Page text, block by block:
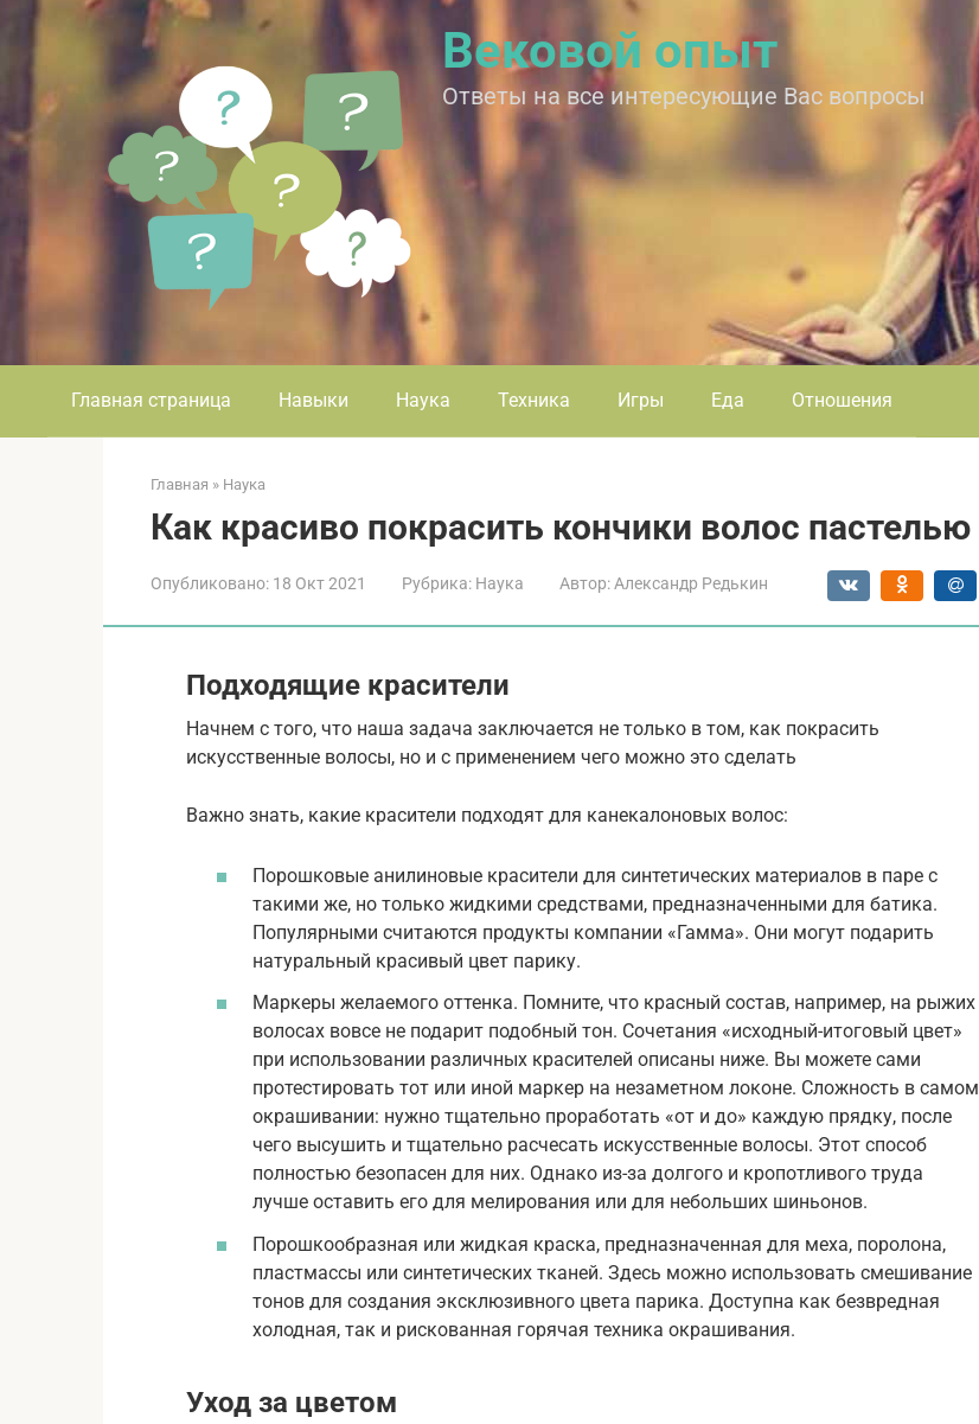
Вековой опыт
Ответы на все интересующие Вас вопросы
Главная страница Навыки Наука Техника Игры Еда Отношения
Главная » Наука
Как красиво покрасить кончики волос пастелью
Опубликовано: 18 Окт 2021 Рубрика: Наука Автор: Александр Редькин
Подходящие красители
Начнем с того, что наша задача заключается не только в том, как покрасить
искусственные волосы, но и с применением чего можно это сделать
Важно знать, какие красители подходят для канекалоновых волос:
Порошковые анилиновые красители для синтетических материалов в паре с
такими же, но только жидкими средствами, предназначенными для батика.
Популярными считаются продукты компании «Гамма». Они могут подарить
натуральный красивый цвет парику.
Маркеры желаемого оттенка. Помните, что красный состав, например, на рыжих
волосах вовсе не подарит подобный тон. Сочетания «исходный-итоговый цвет»
при использовании различных красителей описаны ниже. Вы можете сами
протестировать тот или иной маркер на незаметном локоне. Сложность в самом
окрашивании: нужно тщательно проработать «от и до» каждую прядку, после
чего высушить и тщательно расчесать искусственные волосы. Этот способ
полностью безопасен для них. Однако из-за долгого и кропотливого труда
лучше оставить его для мелирования или для небольших шиньонов.
Порошкообразная или жидкая краска, предназначенная для меха, поролона,
пластмассы или синтетических тканей. Здесь можно использовать смешивание
тонов для создания эксклюзивного цвета парика. Доступна как безвредная
холодная, так и рискованная горячая техника окрашивания.
Уход за цветом